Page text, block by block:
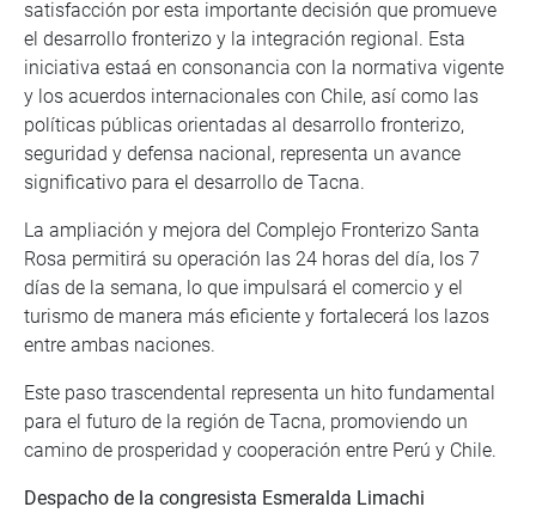
satisfacción por esta importante decisión que promueve
el desarrollo fronterizo y la integración regional. Esta
iniciativa estaá en consonancia con la normativa vigente
y los acuerdos internacionales con Chile, así como las
políticas públicas orientadas al desarrollo fronterizo,
seguridad y defensa nacional, representa un avance
significativo para el desarrollo de Tacna.
La ampliación y mejora del Complejo Fronterizo Santa
Rosa permitirá su operación las 24 horas del día, los 7
días de la semana, lo que impulsará el comercio y el
turismo de manera más eficiente y fortalecerá los lazos
entre ambas naciones.
Este paso trascendental representa un hito fundamental
para el futuro de la región de Tacna, promoviendo un
camino de prosperidad y cooperación entre Perú y Chile.
Despacho de la congresista Esmeralda Limachi